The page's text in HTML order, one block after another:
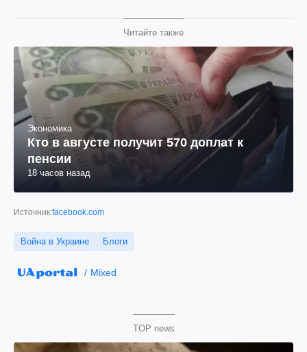
Читайте также
Экономика
Кто в августе получит 570 доплат к
пенсии
18 часов назад
Источник:facebook.com
Война в Украине Блоги
Mixed
TOP news